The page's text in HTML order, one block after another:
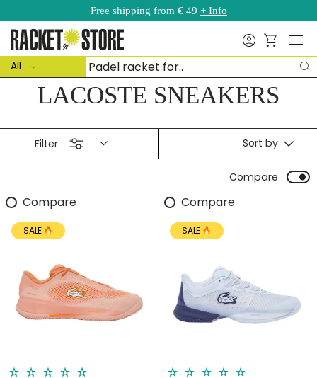
Skip to content
Free shipping from € 49 + Info
Search
type
All
SearchBasket
Menu
LACOSTE SNEAKERS
Filter Sort by
Compare
Compare
SALE
Compare
SALE